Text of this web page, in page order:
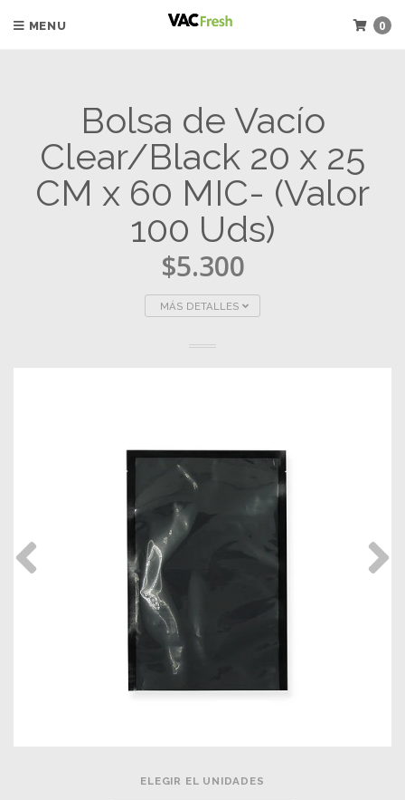
MENU 0
Bolsa de Vacío
Clear/Black 20 x 25
CM x 60 MIC- (Valor
100 Uds)
$5.300
MÁS DETALLES
ELEGIR EL UNIDADES